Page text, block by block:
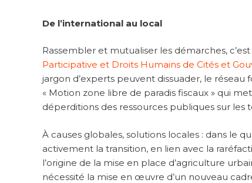
De l’international au local
Rassembler et mutualiser les démarches,
Participative et Droits Humains de Cités et
jargon d’experts peuvent dissuader, le
« Motion zone libre de paradis fiscaux » qui
déperditions des ressources publiques sur les
À causes globales, solutions locales : dans le
activement la transition, en lien avec la
l’origine de la mise en place d’agriculture
nécessité la mise en œuvre d’un nouveau